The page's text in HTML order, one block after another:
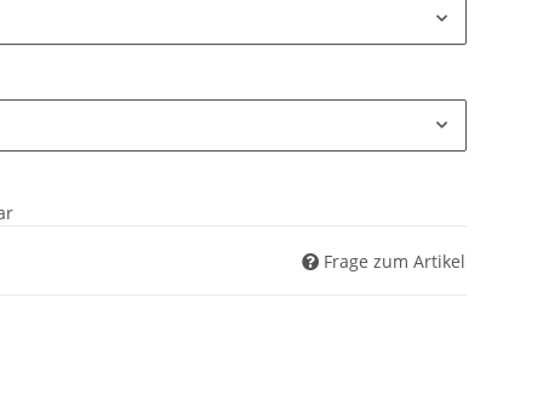
Frage zum Artikel